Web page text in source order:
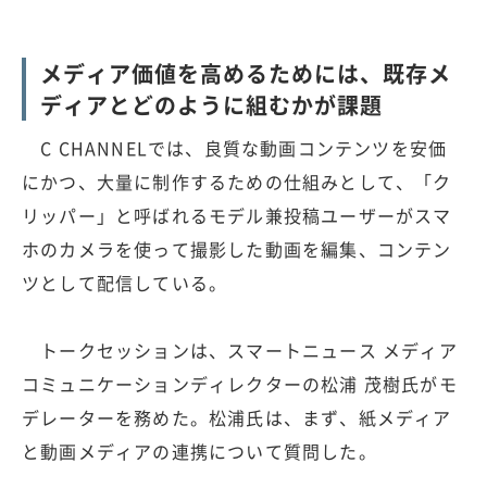
メディア価値を高めるためには、既存メ
ディアとどのように組むかが課題
C CHANNELでは、良質な動画コンテンツを安価
にかつ、大量に制作するための仕組みとして、「ク
リッパー」と呼ばれるモデル兼投稿ユーザーがスマ
ホのカメラを使って撮影した動画を編集、コンテン
ツとして配信している。
トークセッションは、スマートニュース メディア
コミュニケーションディレクターの松浦 茂樹氏がモ
デレーターを務めた。松浦氏は、まず、紙メディア
と動画メディアの連携について質問した。